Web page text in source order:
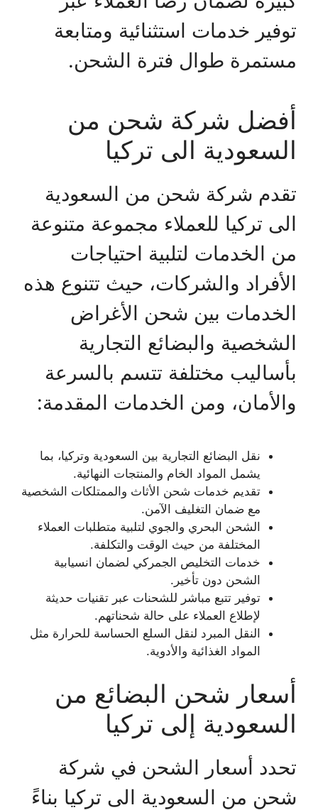
توفير خدمات استثنائية ومتابعة
مستمرة طوال فترة الشحن.
أفضل شركة شحن من
السعودية الى تركيا
تقدم شركة شحن من السعودية
الى تركيا للعملاء مجموعة متنوعة
من الخدمات لتلبية احتياجات
الأفراد والشركات، حيث تتنوع هذه
الخدمات بين شحن الأغراض
الشخصية والبضائع التجارية
بأساليب مختلفة تتسم بالسرعة
والأمان، ومن الخدمات المقدمة:
نقل البضائع التجارية بين السعودية وتركيا، بما
يشمل المواد الخام والمنتجات النهائية.
تقديم خدمات شحن الأثاث والممتلكات الشخصية
مع ضمان التغليف الآمن.
الشحن البحري والجوي لتلبية متطلبات العملاء
المختلفة من حيث الوقت والتكلفة.
خدمات التخليص الجمركي لضمان انسيابية
الشحن دون تأخير.
توفير تتبع مباشر للشحنات عبر تقنيات حديثة
لإطلاع العملاء على حالة شحناتهم.
النقل المبرد لنقل السلع الحساسة للحرارة مثل
المواد الغذائية والأدوية.
أسعار شحن البضائع من
السعودية إلى تركيا
تحدد أسعار الشحن في شركة
شحن من السعودية الى تركيا بناءً